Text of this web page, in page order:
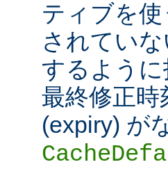
ティブを
されてい
するよう
最終修正時
(expiry) が